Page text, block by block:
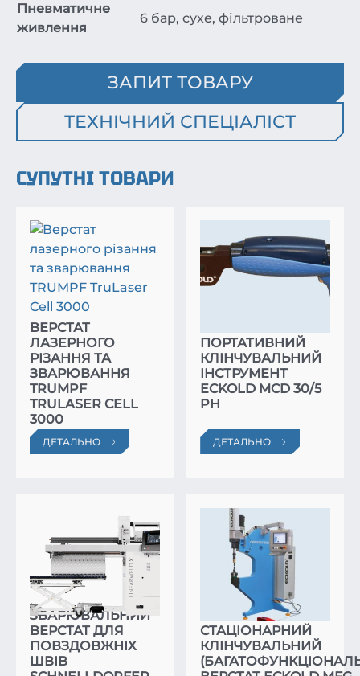
Пневматичне
живлення
6 бар, сухе, фільтроване
ЗАПИТ ТОВАРУ
ТЕХНІЧНИЙ СПЕЦІАЛІСТ
СУПУТНІ ТОВАРИ
ВЕРСТАТ
ЛАЗЕРНОГО
РІЗАННЯ ТА
ЗВАРЮВАННЯ
TRUMPF
TRULASER CELL
3000
ДЕТАЛЬНО
ПОРТАТИВНИЙ
КЛІНЧУВАЛЬНИЙ
ІНСТРУМЕНТ
ECKOLD MCD 30/5
PH
ДЕТАЛЬНО
ЗВАРЮВАЛЬНИЙ
ВЕРСТАТ ДЛЯ
ПОВЗДОВЖНІХ
ШВІВ
СТАЦІОНАРНИЙ
КЛІНЧУВАЛЬНИЙ